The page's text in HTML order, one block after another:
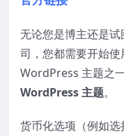
无论您是博主还是
司，您都需要开始
WordPress 主题之
WordPress 主题。
货币化选项（例如